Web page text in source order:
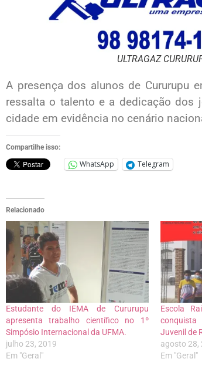
ULTRAGAZ
A presença dos alunos de Cururupu
ressalta o talento e a dedicação dos
cidade em evidência no cenário
Compartilhe isso:
WhatsApp Telegram
Relacionado
Estudante do IEMA de Cururupu
apresenta trabalho científico no 1º
Simpósio Internacional da UFMA.
julho 23, 2019
Em "Geral"
Escola
conquista
Juvenil de
agosto 28,
Em "Geral"